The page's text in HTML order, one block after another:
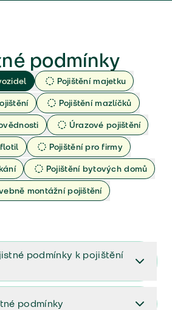
podmínky
Pojištění majetku
Pojištění mazlíčků
Úrazové pojištění
Pojištění pro firmy
Pojištění bytových domů
montážní pojištění
podmínky k pojištění
podmínky a vše důležité ke
podmínky